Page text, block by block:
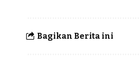
Bagikan Berita ini